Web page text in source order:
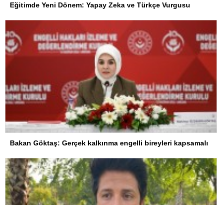
Eğitimde Yeni Dönem: Yapay Zeka ve Türkçe Vurgusu
Bakan Göktaş: Gerçek kalkınma engelli bireyleri kapsamalı